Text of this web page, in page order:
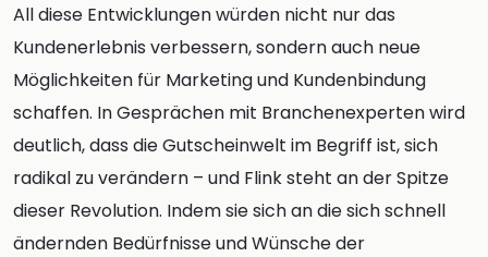
All diese Entwicklungen würden nicht nur das
Kundenerlebnis verbessern, sondern auch neue
Möglichkeiten für Marketing und Kundenbindung
schaffen. In Gesprächen mit Branchenexperten wird
deutlich, dass die Gutscheinwelt im Begriff ist, sich
radikal zu verändern – und Flink steht an der Spitze
dieser Revolution. Indem sie sich an die sich schnell
ändernden Bedürfnisse und Wünsche der